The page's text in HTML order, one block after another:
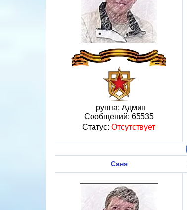
Группа: Админ
Сообщений: 65535
Статус: Отсутствует
Саня